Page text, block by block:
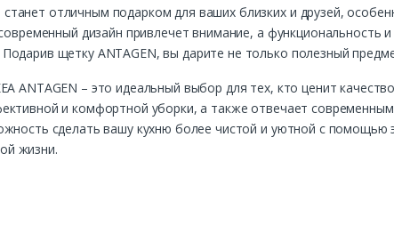
отличным подарком для ваших близких и друзей,
дизайн привлечет внимание, а функциональность
щетку ANTAGEN, вы дарите не только полезный
ANTAGEN – это идеальный выбор для тех, кто ценит
и комфортной уборки, а также отвечает
сделать вашу кухню более чистой и уютной с помощью
жизни.